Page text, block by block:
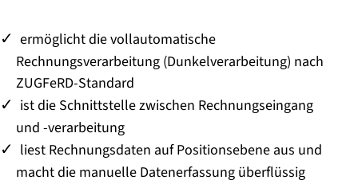
ermöglicht die vollautomatische
Rechnungsverarbeitung (Dunkelverarbeitung) nach
ZUGFeRD-Standard
ist die Schnittstelle zwischen Rechnungseingang
und -verarbeitung
liest Rechnungsdaten auf Positionsebene aus und
macht die manuelle Datenerfassung überflüssig